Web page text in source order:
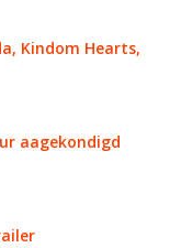
Kindom Hearts,
aagekondigd